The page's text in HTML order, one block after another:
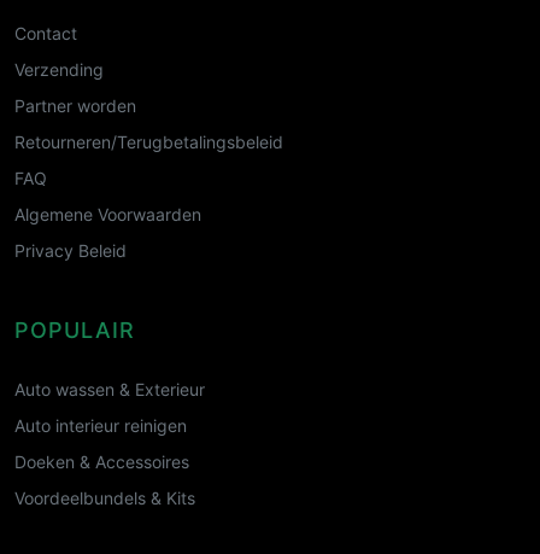
Contact
Verzending
Partner worden
Retourneren/Terugbetalingsbeleid
FAQ
Algemene Voorwaarden
Privacy Beleid
POPULAIR
Auto wassen & Exterieur
Auto interieur reinigen
Doeken & Accessoires
Voordeelbundels & Kits